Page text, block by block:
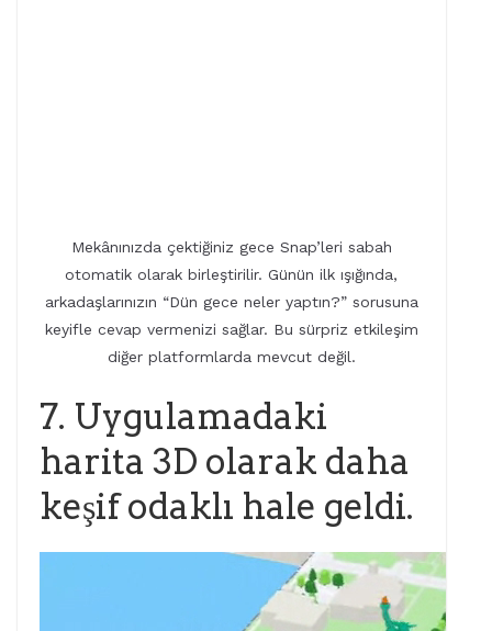
Mekânınızda çektiğiniz gece Snap’leri sabah
otomatik olarak birleştirilir. Günün ilk ışığında,
arkadaşlarınızın “Dün gece neler yaptın?” sorusuna
keyifle cevap vermenizi sağlar. Bu sürpriz etkileşim
diğer platformlarda mevcut değil.
7. Uygulamadaki
harita 3D olarak daha
keşif odaklı hale geldi.